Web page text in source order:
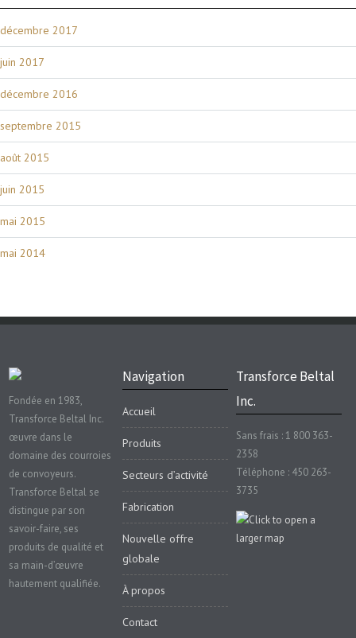
décembre 2017
juin 2017
décembre 2016
septembre 2015
août 2015
juin 2015
mai 2015
mai 2014
Fondée en 1983,
Transforce Beltal Inc.
œuvre dans le
domaine des courroies
de convoyeurs.
Transforce Beltal se
distingue par son
savoir-faire, ses
produits de qualité et
sa main-d’œuvre
hautement qualifiée.
Navigation
Accueil
Produits
Secteurs d’activité
Fabrication
Nouvelle offre
globale
À propos
Contact
Transforce Beltal
Inc.
Sans frais : 1 800 363-
2358
Téléphone : 450 263-
3735